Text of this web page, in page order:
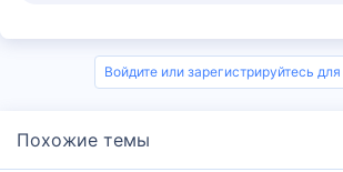
к
Войдите или зарегистрируйтесь для
Похожие темы